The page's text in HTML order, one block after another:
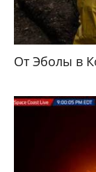
От Эболы в